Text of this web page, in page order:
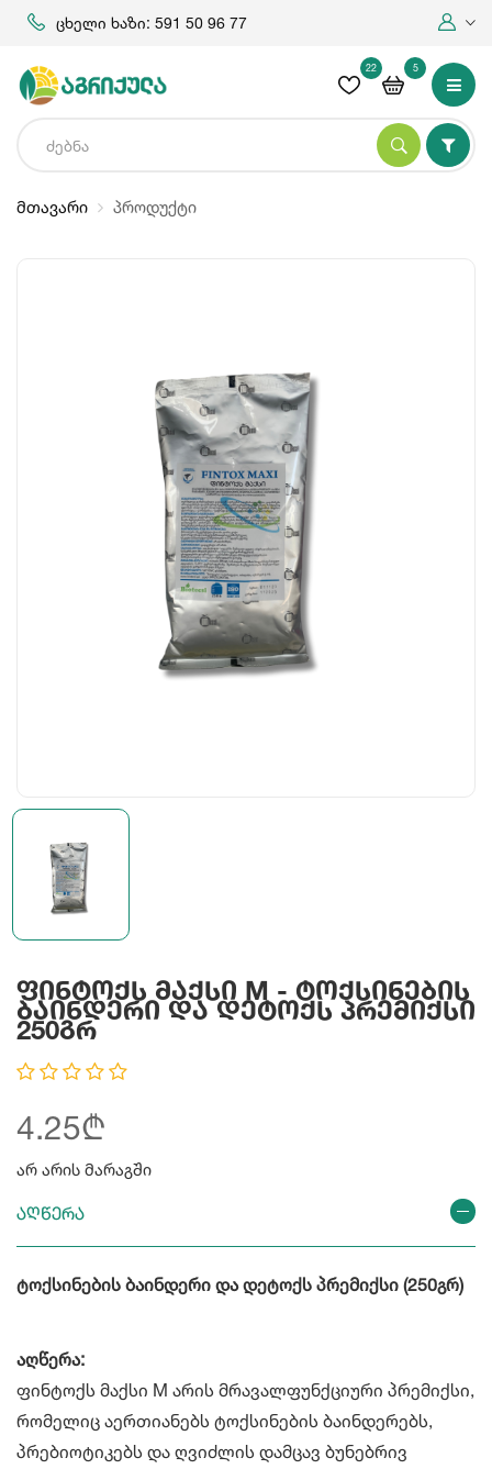
ცხელი ხაზი: 591 50 96 77
22 5
მთავარი პროდუქტი
Ფინტოქს Მაქსი M - Ტოქსინების
Ბაინდერი Და Დეტოქს Პრემიქსი
250გრ
4.25₾
არ არის მარაგში
აღწერა
ტოქსინების ბაინდერი და დეტოქს პრემიქსი (250გრ)
აღწერა:
ფინტოქს მაქსი M არის მრავალფუნქციური პრემიქსი,
რომელიც აერთიანებს ტოქსინების ბაინდერებს,
პრებიოტიკებს და ღვიძლის დამცავ ბუნებრივ